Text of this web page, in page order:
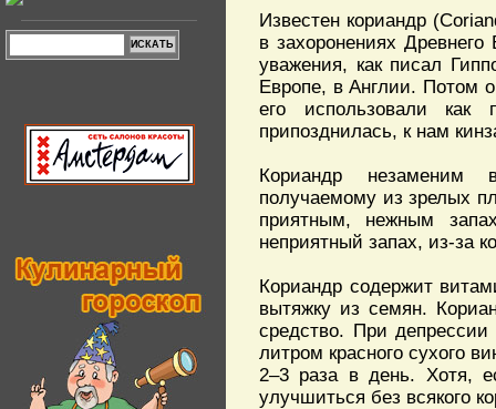
Известен кориандр
в захоронениях
уважения, как писал
Европе, в Англии. Потом
его использовали как
припозднилась, к нам
Кориандр незаменим
получаемому из зрелых
приятным, нежным
неприятный запах, из-за
Кориандр содержит
вытяжку из семян.
средство. При
литром красного сухого
2–3 раза в день. Хотя,
улучшиться без всякого